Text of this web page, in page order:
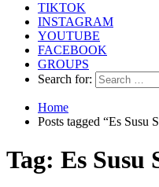
TIKTOK
INSTAGRAM
YOUTUBE
FACEBOOK
GROUPS
Search for:
Home
Posts tagged “Es Susu
Tag: Es Susu